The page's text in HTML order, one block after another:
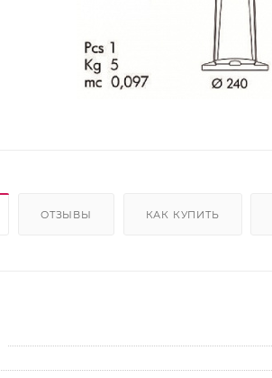
ОТЗЫВЫ КАК КУПИТЬ